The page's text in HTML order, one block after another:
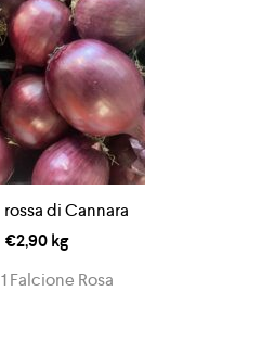
di Cannara
€2,90kg
Falcione Rosa